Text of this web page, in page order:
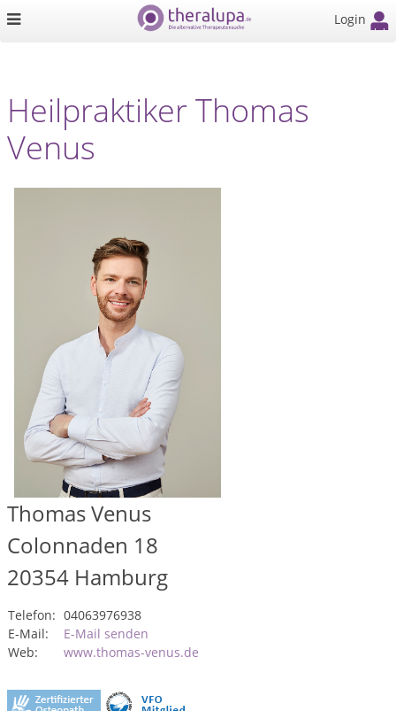
Login
Heilpraktiker Thomas
Venus
Thomas Venus
Colonnaden 18
20354 Hamburg
Telefon: 04063976938
E-Mail:
E-Mail senden
Web:
www.thomas-venus.de